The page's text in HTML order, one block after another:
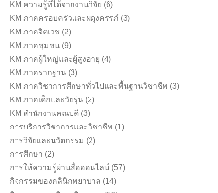
KM ความรู้ที่ได้จากงานวิจัย (6)
KM ภาคครอบครัวและผดุงครรภ์ (3)
KM ภาคจิตเวช (2)
KM ภาคชุมชน (9)
KM ภาคผู้ใหญ่และผู้สูงอายุ (4)
KM ภาครากฐาน (3)
KM ภาควิชาการศึกษาทั่วไปและพื้นฐานวิชาชีพ (3)
KM ภาคเด็กและวัยรุ่น (2)
KM สำนักงานคณบดี (3)
การบริการวิชาการและวิชาชีพ (1)
การวิจัยและนวัตกรรม (2)
การศึกษา (2)
การให้ความรู้ผ่านสื่อออนไลน์ (57)
กิจกรรมของคลินิกพยาบาล (14)